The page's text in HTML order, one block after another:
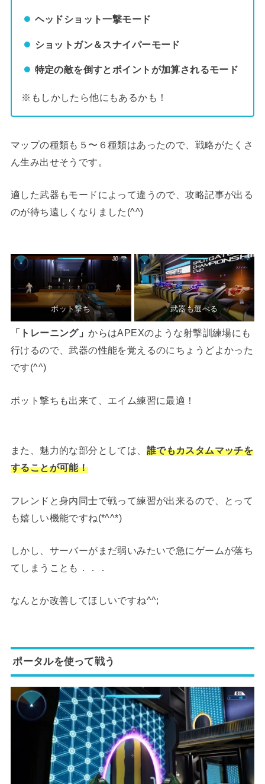
ヘッドショット一撃モード
ショットガン＆スナイパーモード
特定の敵を倒すとポイントが加算されるモード
※もしかしたら他にもあるかも！
マップの種類も５〜６種類はあったので、戦略がたくさ
ん生み出せそうです。
適した武器もモードによって違うので、攻略記事が出る
のが待ち遠しくなりました(^^)
ボット撃ち 武器も選べる
「トレーニング」からはAPEXのような射撃訓練場にも
行けるので、武器の性能を覚えるのにちょうどよかった
です(^^)
ボット撃ちも出来て、エイム練習に最適！
また、魅力的な部分としては、 誰でもカスタムマッチを
することが可能！
フレンドと身内同士で戦って練習が出来るので、とって
も嬉しい機能ですね(*^^*)
しかし、サーバーがまだ弱いみたいで急にゲームが落ち
てしまうことも．．．
なんとか改善してほしいですね^^;
ポータルを使って戦う